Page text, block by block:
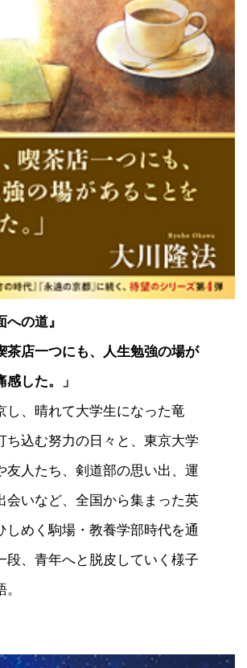
の道』
茶店一つにも、人生勉強の場が
した。」
し、晴れて大学生になった竜
ち込む努力の日々と、東京大学
友人たち、剣道部の思い出、運
会いなど、全国から集まった英
しめく駒場・教養学部時代を通
段、青年へと脱皮していく様子